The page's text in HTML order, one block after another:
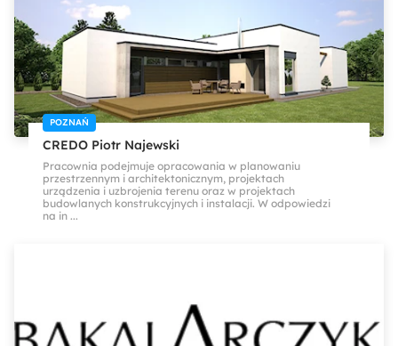
POZNAŃ
CREDO Piotr Najewski
Pracownia podejmuje opracowania w planowaniu
przestrzennym i architektonicznym, projektach
urządzenia i uzbrojenia terenu oraz w projektach
budowlanych konstrukcyjnych i instalacji. W odpowiedzi
na in ...